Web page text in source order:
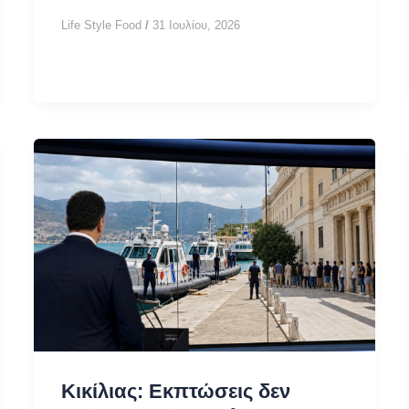
κυψέλη:
Κερατσίνι,
μηνύματα
κινητού
Life Style Food/ 31 Ιουλίου, 2026
Κικίλιας: Εκπτώσεις δεν